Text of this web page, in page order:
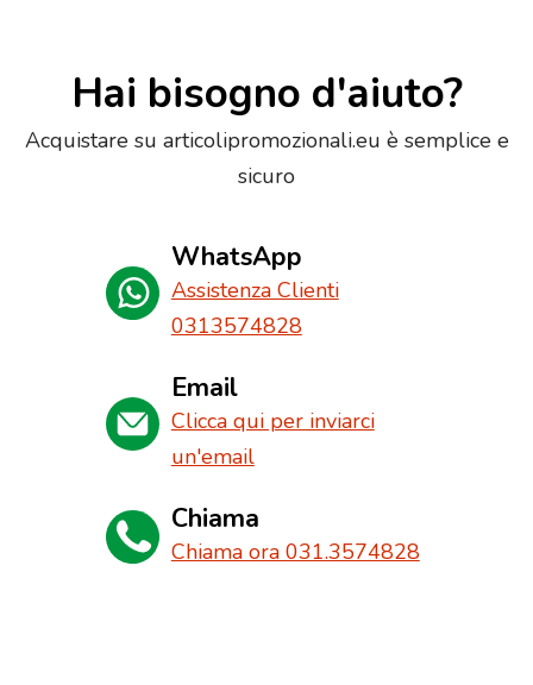
Hai bisogno d'aiuto?
Acquistare su articolipromozionali.eu è semplice e
sicuro
WhatsApp
Assistenza Clienti
0313574828
Email
Clicca qui per inviarci
un'email
Chiama
Chiama ora 031.3574828